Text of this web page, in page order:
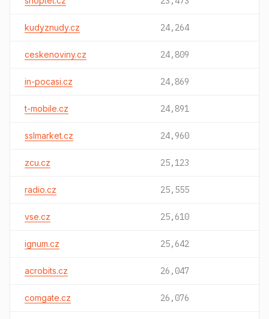
kudyznudy.cz 24,264
ceskenoviny.cz 24,809
in-pocasi.cz 24,869
t-mobile.cz 24,891
sslmarket.cz 24,960
zcu.cz 25,123
radio.cz 25,555
vse.cz 25,610
ignum.cz 25,642
acrobits.cz 26,047
comgate.cz 26,076